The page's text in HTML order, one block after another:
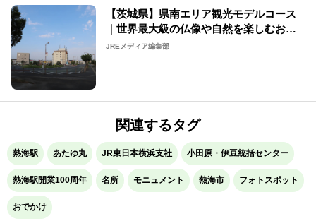
【茨城県】県南エリア観光モデルコース
｜世界最大級の仏像や自然を楽しむおす
すめコースをご紹介
JREメディア編集部
関連するタグ
熱海駅 あたゆ丸 JR東日本横浜支社 小田原・伊豆統括センター
熱海駅開業100周年 名所 モニュメント 熱海市 フォトスポット
おでかけ